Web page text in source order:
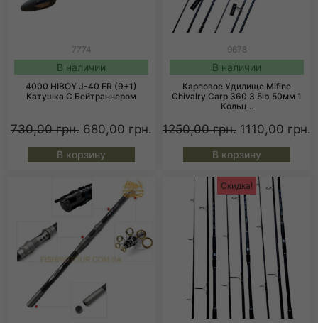
7774
В наличии
4000 HIBOY J-40 FR (9+1)
Катушка С Бейтраннером
730,00грн. 680,00 грн.
В корзину
9678
В наличии
Карповое Удилище Mifine
Chivalry Carp 360 3.5lb 50мм 1
Кольц...
1250,00грн. 1110,00 грн.
В корзину
Скидка!